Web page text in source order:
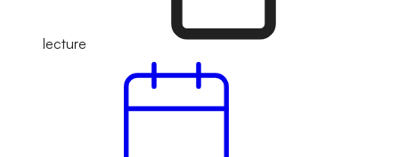
lecture